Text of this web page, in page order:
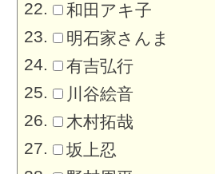
和田アキ子
明石家さんま
有吉弘行
川谷絵音
木村拓哉
坂上忍